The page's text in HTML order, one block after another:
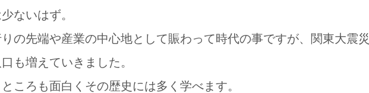
ないはず。
の先端や産業の中心地として賑わって時代の事ですが、関東大震災
も増えていきました。
ころも面白くその歴史には多く学べます。